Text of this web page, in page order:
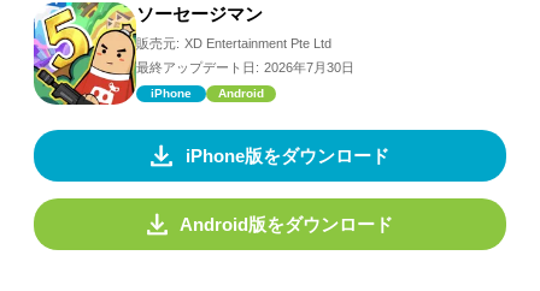
ソーセージマン
販売元: XD Entertainment Pte Ltd
最終アップデート日: 2026年7月30日
iPhone Android
iPhone版をダウンロード
Android版をダウンロード